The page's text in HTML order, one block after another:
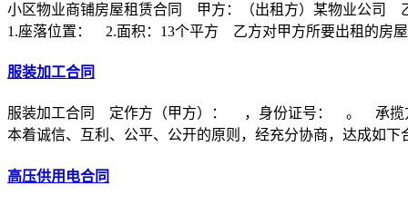
小区物业商铺房屋租赁合同 甲方：（出租方）某物业公司
1.座落位置： 2.面积：13个平方 乙方对甲方所要出租的房
服装加工合同
服装加工合同 定作方（甲方）： ，身份证号： 。 承揽
本着诚信、互利、公平、公开的原则，经充分协商，达成如下
高压供用电合同